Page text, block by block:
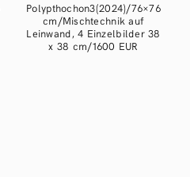
Polypthochon3(2024)/76×76
cm/Mischtechnik auf
Leinwand, 4 Einzelbilder 38
x 38 cm/1600 EUR